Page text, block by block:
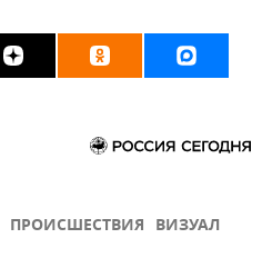
ПРОИСШЕСТВИЯ ВИЗУАЛ